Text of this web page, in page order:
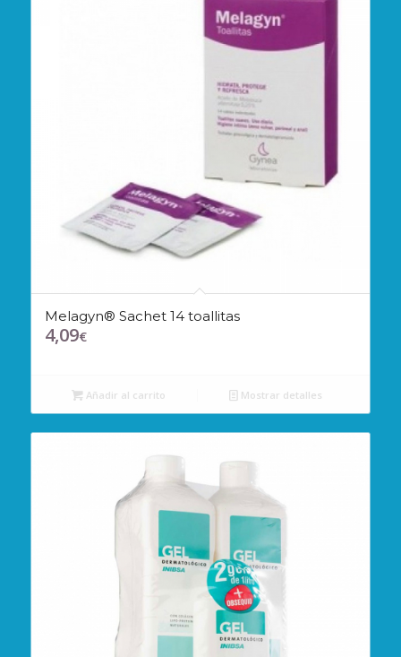
Melagyn® Sachet 14 toallitas
4,09€
Añadir al carrito Mostrar detalles